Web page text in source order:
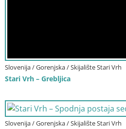
Slovenija / Gorenjska / Skijalište Stari Vrh
Stari Vrh – Grebljica
Slovenija / Gorenjska / Skijalište Stari Vrh